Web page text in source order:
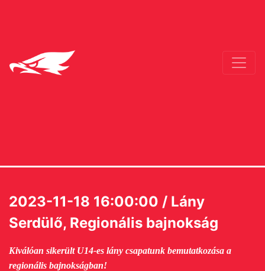
2023-11-18 16:00:00 / Lány
Serdülő, Regionális bajnokság
Kiválóan sikerült U14-es lány csapatunk bemutatkozása a
regionális bajnokságban!